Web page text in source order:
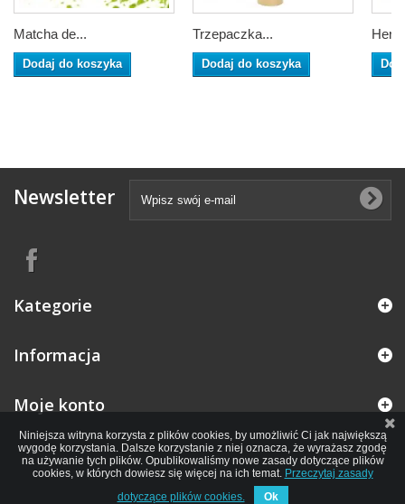
Matcha de...
Dodaj do koszyka
Trzepaczka...
Dodaj do koszyka
Newsletter
Kategorie
Informacja
Moje konto
Niniejsza witryna korzysta z plików cookies, by umożliwić Ci jak największą
wygodę korzystania. Dalsze korzystanie z niej oznacza, że wyrażasz zgodę
na używanie tych plików. Opublikowaliśmy nowe zasady dotyczące plików
cookies, w których dowiesz się więcej na ich temat. Przeczytaj zasady
dotyczące plików cookies.
Ok